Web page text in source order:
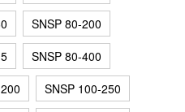
SNSP 80-200
SNSP 80-400
SNSP 100-250